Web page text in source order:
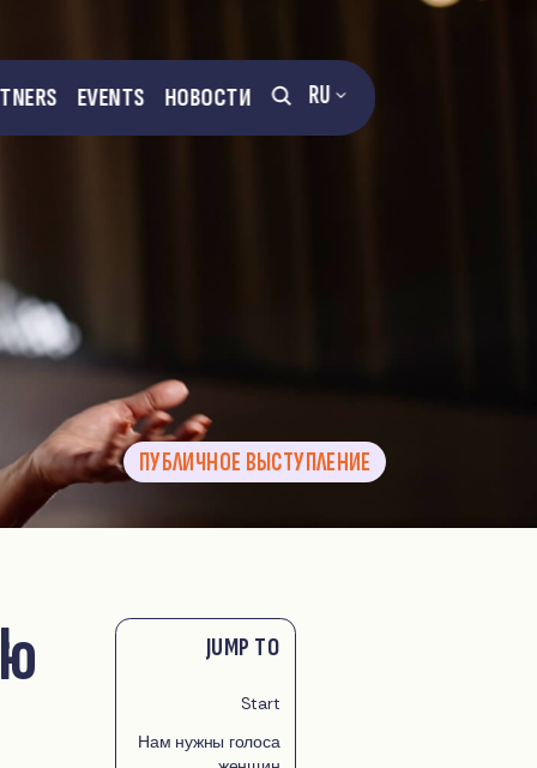
RU
EVENTS НОВОСТИ
ПУБЛИЧНОЕ ВЫСТУПЛЕНИЕ
JUMP TO
Start
Нам нужны голоса